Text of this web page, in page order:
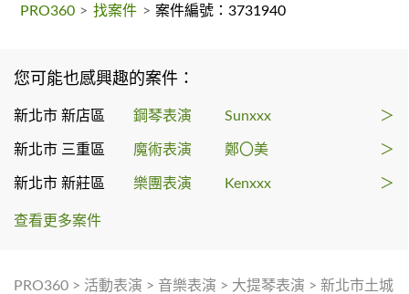
PRO360 > 找案件 > 案件編號：3731940
您可能也感興趣的案件：
新北市 新店區 鋼琴表演 Sunxxx ＞
新北市 三重區 魔術表演 鄭〇美 ＞
新北市 新莊區 樂團表演 Kenxxx ＞
查看更多案件
PRO360 > 活動表演 > 音樂表演 > 大提琴表演 > 新北市土城